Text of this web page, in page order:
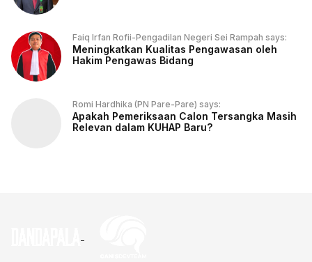
Faiq Irfan Rofii-Pengadilan Negeri Sei Rampah says:
Meningkatkan Kualitas Pengawasan oleh
Hakim Pengawas Bidang
Romi Hardhika (PN Pare-Pare) says:
Apakah Pemeriksaan Calon Tersangka Masih
Relevan dalam KUHAP Baru?